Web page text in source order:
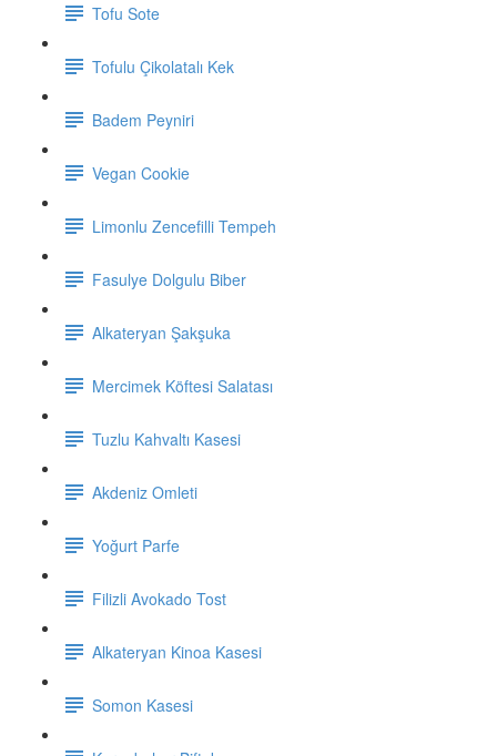
Tofu Sote
Tofulu Çikolatalı Kek
Badem Peyniri
Vegan Cookie
Limonlu Zencefilli Tempeh
Fasulye Dolgulu Biber
Alkateryan Şakşuka
Mercimek Köftesi Salatası
Tuzlu Kahvaltı Kasesi
Akdeniz Omleti
Yoğurt Parfe
Filizli Avokado Tost
Alkateryan Kinoa Kasesi
Somon Kasesi